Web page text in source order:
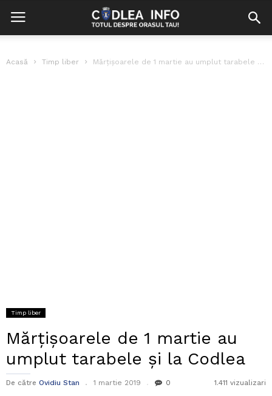
Acasă Timp liber Mărțișoarele de 1 martie au umplut tarabele și la Codlea
Timp liber
Mărțișoarele de 1 martie au
umplut tarabele și la Codlea
De către Ovidiu Stan 1 martie 2019 0 1.411 vizualizari